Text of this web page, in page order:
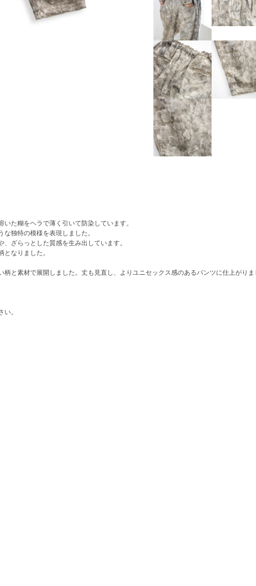
た糊をヘラで薄く引いて防染しています。
独特の模様を表現しました。
ざらっとした質感を生み出しています。
なりました。
と素材で展開しました。丈も見直し、よりユニセックス感のあるパンツに仕上がりま
。